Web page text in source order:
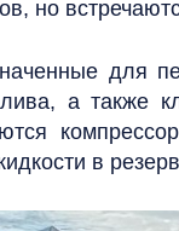
но
для
а также
в